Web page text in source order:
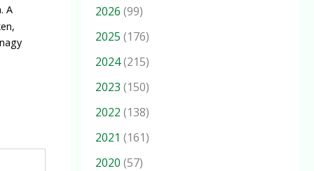
A
2026 (99)
2025 (176)
2024(215)
2023 (150)
2022 (138)
2021 (161)
2020 (57)